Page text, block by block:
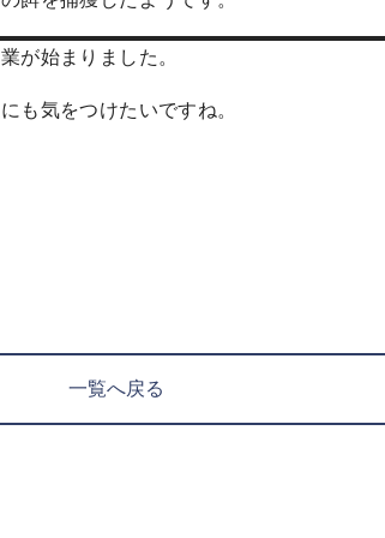
が始まりました。
も気をつけたいですね。
一覧へ戻る